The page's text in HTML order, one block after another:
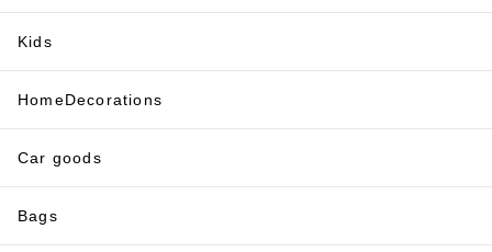
Kids
HomeDecorations
Car goods
Bags